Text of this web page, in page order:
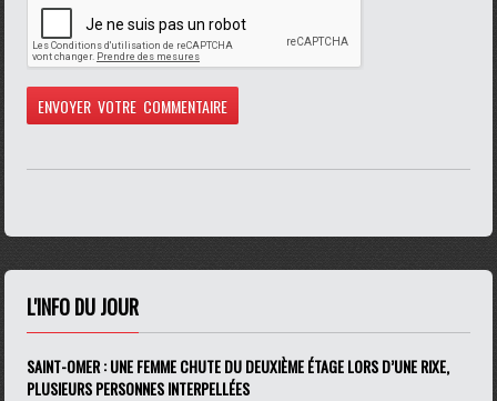
L'INFO DU JOUR
SAINT-OMER : UNE FEMME CHUTE DU DEUXIÈME ÉTAGE LORS D’UNE RIXE,
PLUSIEURS PERSONNES INTERPELLÉES